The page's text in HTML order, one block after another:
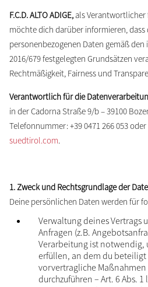
F.C.D. ALTO ADIGE, als
möchte dich darüber informieren,
personenbezogenen Daten gemäß den
2016/679 festgelegten Grundsätzen
Rechtmäßigkeit, Fairness und
Verantwortlich für die
in der Cadorna Straße 9/b – 39100
Telefonnummer: +39 0471 266 053
suedtirol.com.
1. Zweck und Rechtsgrundlage der
Deine persönlichen Daten werden für
Verwaltung deines
Anfragen (z.B.
Verarbeitung ist notwendig,
erfüllen, an dem du
vorvertragliche
durchzuführen – Art. 6 Abs.